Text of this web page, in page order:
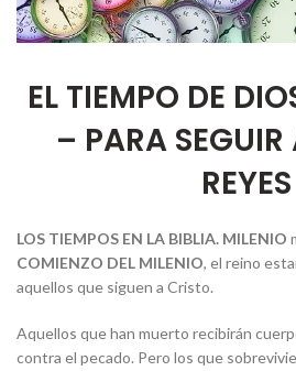
EL TIEMPO DE
– PARA SEGUIR
REYES
LOS TIEMPOS EN LA BIBLIA. MILENIO
COMIENZO DEL MILENIO, el reino
aquellos que siguen a Cristo.
Aquellos que han muerto recibirán
contra el pecado. Pero los que